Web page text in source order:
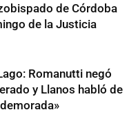
de Córdoba
de la Justicia
Romanutti negó
y Llanos habló de